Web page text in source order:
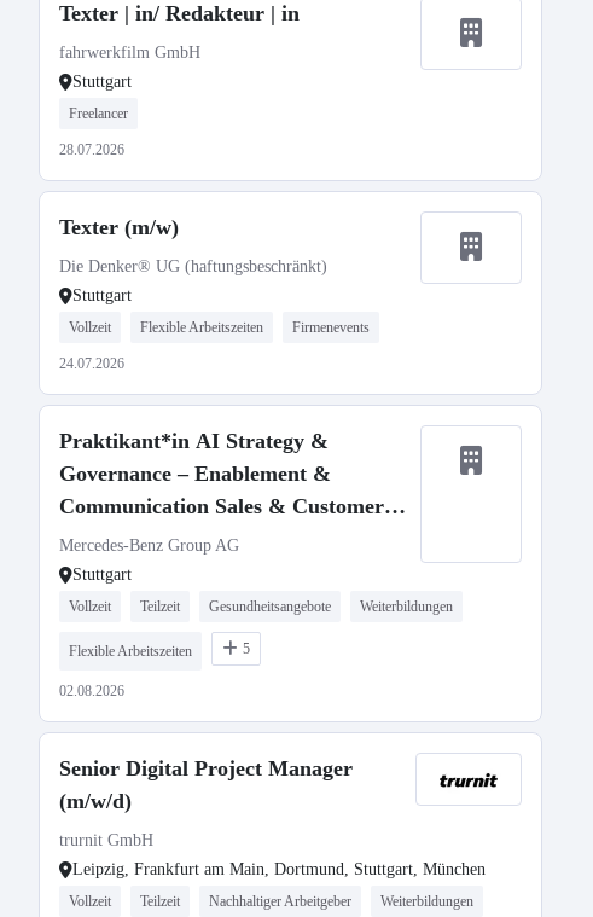
Texter | in/ Redakteur | in
fahrwerkfilm GmbH
Stuttgart
Freelancer
28.07.2026
Texter (m/w)
Die Denker® UG (haftungsbeschränkt)
Stuttgart
Vollzeit Flexible Arbeitszeiten Firmenevents
24.07.2026
Praktikant*in AI Strategy &
Governance – Enablement &
Communication Sales & Customer
Experience (Pflicht-Praktikum)
Mercedes-Benz Group AG
Stuttgart
Vollzeit Teilzeit Gesundheitsangebote Weiterbildungen
Flexible Arbeitszeiten 5
02.08.2026
Senior Digital Project Manager
(m/w/d)
trurnit GmbH
Leipzig, Frankfurt am Main, Dortmund, Stuttgart, München
Vollzeit Teilzeit Nachhaltiger Arbeitgeber Weiterbildungen